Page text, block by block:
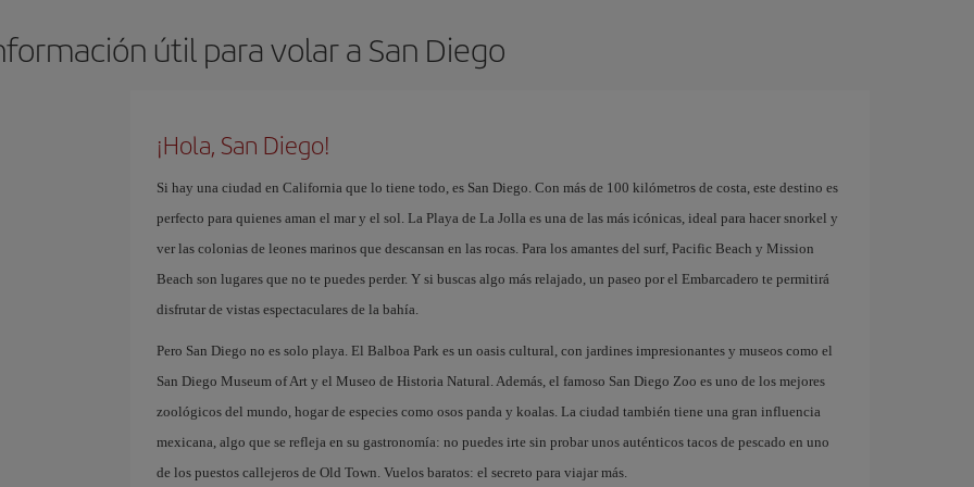
útil para volar a San Diego
¡Hola, San Diego!
Si hay una ciudad en California que lo tiene todo, es San Diego. Con más de 100 kilómetros de costa, este destino es
perfecto para quienes aman el mar y el sol. La Playa de La Jolla es una de las más icónicas, ideal para hacer snorkel y
ver las colonias de leones marinos que descansan en las rocas. Para los amantes del surf, Pacific Beach y Mission
Beach son lugares que no te puedes perder. Y si buscas algo más relajado, un paseo por el Embarcadero te permitirá
disfrutar de vistas espectaculares de la bahía.
Pero San Diego no es solo playa. El Balboa Park es un oasis cultural, con jardines impresionantes y museos como el
San Diego Museum of Art y el Museo de Historia Natural. Además, el famoso San Diego Zoo es uno de los mejores
zoológicos del mundo, hogar de especies como osos panda y koalas. La ciudad también tiene una gran influencia
mexicana, algo que se refleja en su gastronomía: no puedes irte sin probar unos auténticos tacos de pescado en uno
de los puestos callejeros de Old Town. Vuelos baratos: el secreto para viajar más.